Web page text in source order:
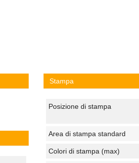
Stampa
Posizione di stampa
Area di stampa standard
Colori di stampa (max)